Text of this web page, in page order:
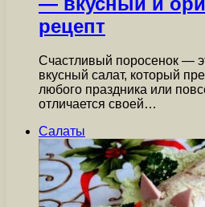
рецепт
Счастливый поросенок —
вкусный салат, который
любого праздника или
отличается своей…
Салаты